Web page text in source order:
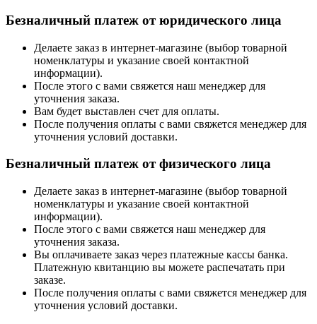
Безналичный платеж от юридического лица
Делаете заказ в интернет-магазине (выбор товарной
номенклатуры и указание своей контактной
информации).
После этого с вами свяжется наш менеджер для
уточнения заказа.
Вам будет выставлен счет для оплаты.
После получения оплаты с вами свяжется менеджер для
уточнения условий доставки.
Безналичный платеж от физического лица
Делаете заказ в интернет-магазине (выбор товарной
номенклатуры и указание своей контактной
информации).
После этого с вами свяжется наш менеджер для
уточнения заказа.
Вы оплачиваете заказ через платежные кассы банка.
Платежную квитанцию вы можете распечатать при
заказе.
После получения оплаты с вами свяжется менеджер для
уточнения условий доставки.